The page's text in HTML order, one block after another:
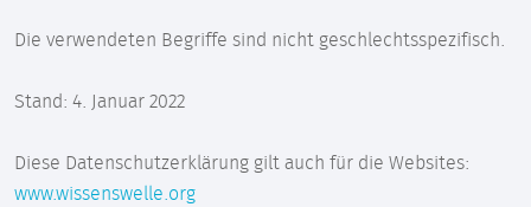
Die verwendeten Begriffe sind nicht geschlechtsspezifisch.
Stand: 4. Januar 2022
Diese Datenschutzerklärung gilt auch für die Websites:
www.wissenswelle.org